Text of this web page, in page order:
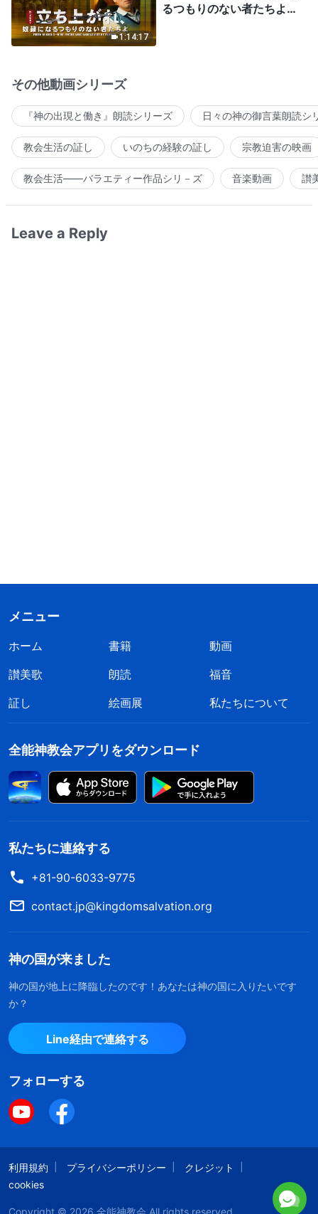
1:14:17
るつもりのない者たちよ」
その他動画シリーズ
『神の出現と働き』朗読シリーズ 日々の神の御言葉朗読シ
教会生活の証し いのちの経験の証し 宗教迫害の映画
教会生活――バラエティー作品シリ－ズ 音楽動画 讃
Leave a Reply
メニュー
ホーム 書籍
動画
讃美歌
朗読
福音
証し
絵画展 私たちについて
全能神教会アプリをダウンロード
私たちに連絡する
+81-90-6033-9775
contact.jp@kingdomsalvation.org
神の国が来ました
神の国が地上に降臨したのです！あなたは神の国に入りたいです
か？
Line経由で連絡する
フォローする
利用規約 プライバシーポリシー
クレジット
cookies
Copyright © 2026 全能神教会 All rights reserved.